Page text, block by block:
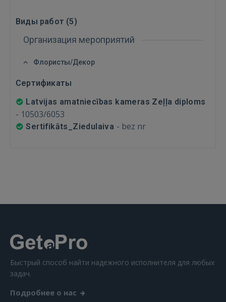
 Sign in with Apple
Ещё не зарегистрированы?
Виды работ (5)
Организация мероприятий
Флористы/Декор
Сертификаты
Latvijas amatniecības kameras Zeļļa diploms
- 10503/6053
Sertifikāts_Ziedulaiva - bez nr
Быстрый способ найти надежного исполнителя для любых
задач.
Подробнее о нас